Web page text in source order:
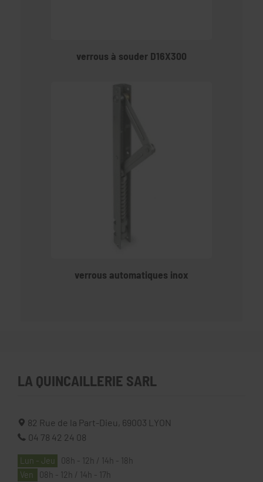
verrous à souder D16X300
verrous automatiques inox
LA QUINCAILLERIE SARL
82 Rue de la Part-Dieu, 69003
LYON
04 78 42 24 08
Lun - Jeu
08h - 12h / 14h - 18h
Ven
08h - 12h / 14h - 17h